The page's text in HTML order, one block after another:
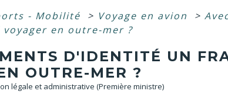
- Mobilité > Voyage en avion >
en outre-mer ?
D'IDENTITÉ UN
OUTRE-MER ?
légale et administrative (Première ministre)